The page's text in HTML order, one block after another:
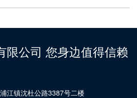
限公司 您身边值得信赖
江镇沈杜公路3387号二楼